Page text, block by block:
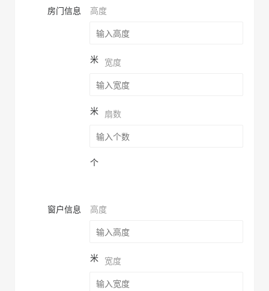
房门信息 高度
米 宽度
米 扇数
个
窗户信息 高度
米 宽度